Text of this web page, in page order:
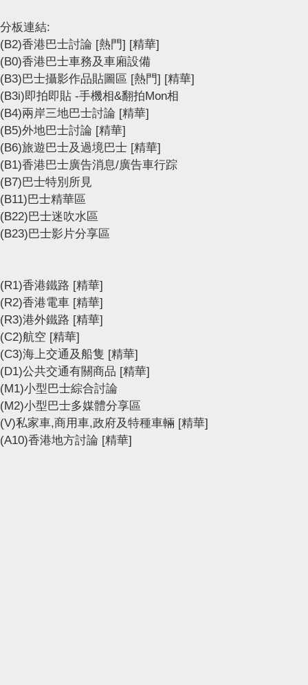
分板連結:
(B2)香港巴士討論 [熱門] [精華]
(B0)香港巴士車務及車廂設備
(B3)巴士攝影作品貼圖區 [熱門] [精華]
(B3i)即拍即貼 -手機相&翻拍Mon相
(B4)兩岸三地巴士討論 [精華]
(B5)外地巴士討論 [精華]
(B6)旅遊巴士及過境巴士 [精華]
(B1)香港巴士廣告消息/廣告車行踪
(B7)巴士特別所見
(B11)巴士精華區
(B22)巴士迷吹水區
(B23)巴士影片分享區
(R1)香港鐵路 [精華]
(R2)香港電車 [精華]
(R3)港外鐵路 [精華]
(C2)航空 [精華]
(C3)海上交通及船隻 [精華]
(D1)公共交通有關商品 [精華]
(M1)小型巴士綜合討論
(M2)小型巴士多媒體分享區
(V)私家車,商用車,政府及特種車輛 [精華]
(A10)香港地方討論 [精華]